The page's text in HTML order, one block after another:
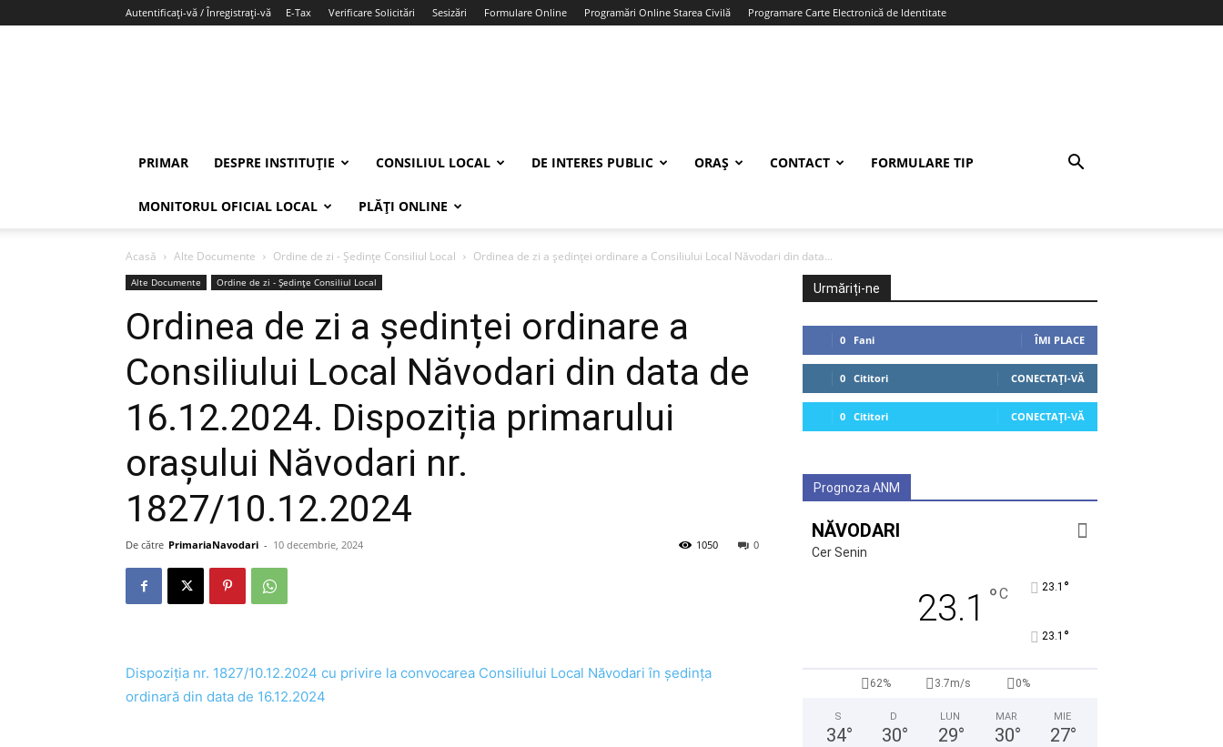
Autentificați-vă / Înregistrați-vă E-Tax Verificare Solicitări Sesizări Formulare Online Programări Online Starea Civilă Programare Carte Electronică de Identitate
PRIMAR DESPRE INSTITUȚIE CONSILIUL LOCAL DE INTERES PUBLIC ORAȘ CONTACT FORMULARE TIP
MONITORUL OFICIAL LOCAL PLĂȚI ONLINE
Acasă Alte Documente Ordine de zi - Ședințe Consiliul Local Ordinea de zi a ședinței ordinare a Consiliului Local Năvodari din data...
Alte Documente Ordine de zi - Ședințe Consiliul Local
Ordinea de zi a ședinței ordinare a
Consiliului Local Năvodari din data de
16.12.2024. Dispoziția primarului
orașului Năvodari nr.
1827/10.12.2024
De către PrimariaNavodari - 10 decembrie, 2024 0
1050
Dispoziția nr. 1827/10.12.2024 cu privire la convocarea Consiliului Local Năvodari în ședința
ordinară din data de 16.12.2024
Urmăriți-ne
0 Fani ÎMI PLACE
0 Cititori CONECTAȚI-VĂ
0 Cititori CONECTAȚI-VĂ
Prognoza ANM
NĂVODARI
Cer Senin
23.1 °C 23.1 °
23.1 °
62% 3.7m/s 0%
S
34°
D
30°
LUN
29°
MAR
30°
MIE
27°